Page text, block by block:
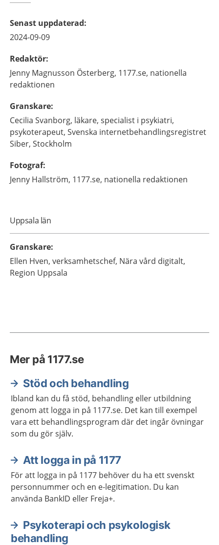
Senast uppdaterad:
2024-09-09
Redaktör:
Jenny Magnusson Österberg, 1177.se, nationella
redaktionen
Granskare:
Cecilia Svanborg, läkare, specialist i psykiatri,
psykoterapeut, Svenska internetbehandlingsregistret
Siber, Stockholm
Fotograf:
Jenny Hallström, 1177.se, nationella redaktionen
Uppsala län
Granskare:
Ellen Hven, verksamhetschef, Nära vård digitalt,
Region Uppsala
Mer på 1177.se
Stöd och behandling
Ibland kan du få stöd, behandling eller utbildning
genom att logga in på 1177.se. Det kan till exempel
vara ett behandlingsprogram där det ingår övningar
som du gör själv.
Att logga in på 1177
För att logga in på 1177 behöver du ha ett svenskt
personnummer och en e-legitimation. Du kan
använda BankID eller Freja+.
Psykoterapi och psykologisk
behandling